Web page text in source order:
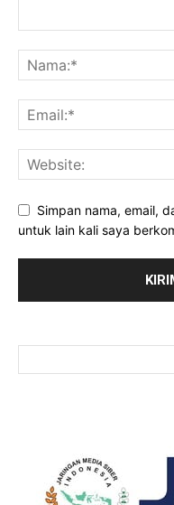
Simpan nama, email,
untuk lain kali saya